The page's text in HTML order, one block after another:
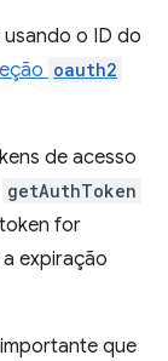
o ID do
oauth2
de acesso
getAuthToken
for
expiração
que